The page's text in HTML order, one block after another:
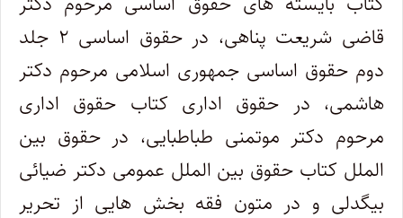
قاضی شریعت پناهی، در حقوق اساسی ۲ جلد
دوم حقوق اساسی جمهوری اسلامی مرحوم دکتر
هاشمی، در حقوق اداری کتاب حقوق اداری
مرحوم دکتر موتمنی طباطبایی، در حقوق بین
الملل کتاب حقوق بین الملل عمومی دکتر ضیائی
بیگدلی و در متون فقه بخش هایی از تحریر